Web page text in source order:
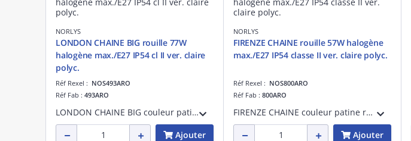
NORLYS
LONDON CHAINE BIG rouille 77W
halogène max./E27 IP54 cl II ver. claire
polyc.
Réf Rexel : NOS493ARO
Réf Fab : 493ARO
LONDON CHAINE BIG couleur patine rouille 77W halogène max./E27 IP54 classe II verrerie claire polycarbonate tête H500mm
Ajouter
NORLYS
FIRENZE CHAINE rouille 57W halogène
max./E27 IP54 classe II ver. claire polyc.
Réf Rexel : NOS800ARO
Réf Fab : 800ARO
FIRENZE CHAINE couleur patine rouille 57W halogène max./E27 IP54 classe II verrerie claire polycarbonate
Ajouter